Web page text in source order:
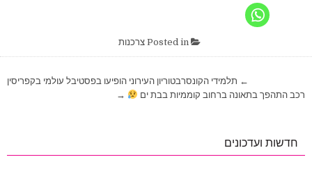
צרכנות
← תלמידי הקונסרבטוריון העירוני הופיעו בפסטיבל עולמי בקפריסין
רכב התהפך בתאונה ברחוב קוממיות בבת ים
→
חדשות ועדכונים